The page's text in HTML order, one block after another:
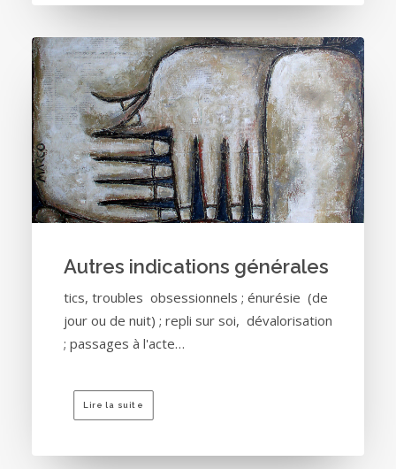
Autres indications générales
tics, troubles obsessionnels ; énurésie (de
jour ou de nuit) ; repli sur soi, dévalorisation
; passages à l'acte…
Lire la suite